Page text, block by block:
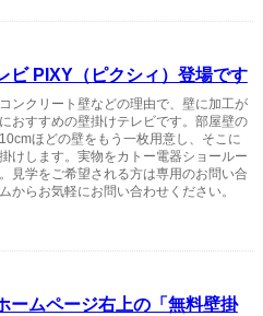
ビ PIXY（ピクシィ）登場です
ンクリート壁などの理由で、壁に加工が
おすすめの壁掛けテレビです。部屋壁の
ほどの壁をもう一枚用意し、そこに
けします。実物をカトー電器ショールー
見学をご希望される方は専用のお問い合
からお気軽にお問い合わせください。
ームページ右上の「無料壁掛